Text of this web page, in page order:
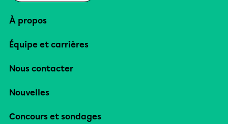
À propos
Équipe et carrières
Nous contacter
Nouvelles
Concours et sondages